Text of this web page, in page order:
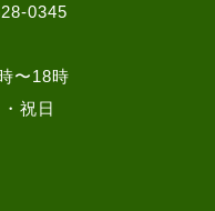
0345
〜18時
祝日